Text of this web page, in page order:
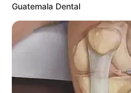
BUZZDAY
Guatemala Dental